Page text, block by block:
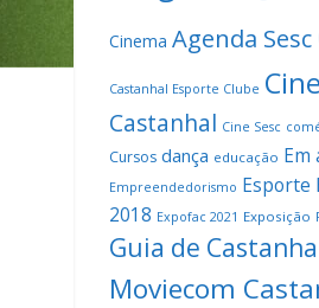
Cinema Agenda Sesc
Castanhal Esporte Clube
Castanhal Cine Sesc
Cursos dança educação Em
Empreendedorismo Esporte
2018 Expofac 2021 Exposição
Guia de
Moviecom